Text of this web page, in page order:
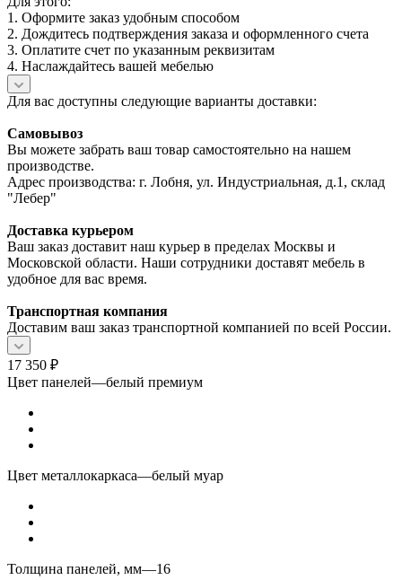
1. Оформите заказ удобным способом
2. Дождитесь подтверждения заказа и оформленного счета
3. Оплатите счет по указанным реквизитам
4. Наслаждайтесь вашей мебелью
Для вас доступны следующие варианты доставки:
Самовывоз
Вы можете забрать ваш товар самостоятельно на нашем
производстве.
Адрес производства: г. Лобня, ул. Индустриальная, д.1, склад
"Лебер"
Доставка курьером
Ваш заказ доставит наш курьер в пределах Москвы и
Московской области. Наши сотрудники доставят мебель в
удобное для вас время.
Транспортная компания
Доставим ваш заказ транспортной компанией по всей России.
17 350 ₽
Цвет панелей—белый премиум
Цвет металлокаркаса—белый муар
Толщина панелей, мм—16